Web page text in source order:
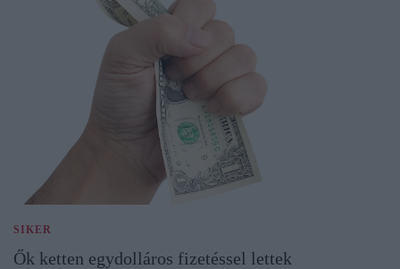
SIKER
Ők ketten egydolláros fizetéssel lettek